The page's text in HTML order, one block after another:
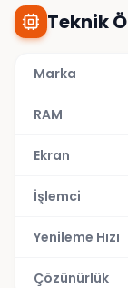
Teknik
Marka
RAM
Ekran
İşlemci
Yenileme Hızı
Çözünürlük